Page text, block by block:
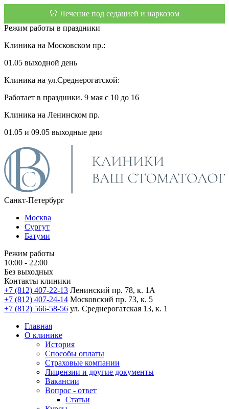
🦷 Лечение под седацией и наркозом
Режим работы в праздники
Клиника на Московском пр.:
01.05 выходной день
Клиника на ул.Среднерогатской:
Работает в праздники. 9 мая с 10 до 16
Клиника на Ленинском пр.
01.05 и 09.05 выходные дни
Санкт-Петербург
Москва
Сургут
Батуми
Режим работы
10:00 - 22:00
Без выходных
Контакты клиники
+7 (812) 407-22-13 Ленинский пр. 78, к. 1А
+7 (812) 407-24-14 Московский пр. 73, к. 5
+7 (812) 566-58-56 ул. Среднерогатская 13, к. 1
Главная
О клинике
История
Способы оплаты
Страховые компании
Лицензии и другие документы
Вакансии
Вопрос - ответ
Статьи